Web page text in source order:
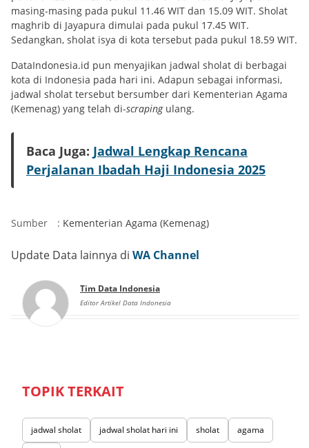
masing-masing pada pukul 11.46 WIT dan 15.09 WIT. Sholat
maghrib di Jayapura dimulai pada pukul 17.45 WIT.
Sedangkan, sholat isya di kota tersebut pada pukul 18.59 WIT.
DataIndonesia.id pun menyajikan jadwal sholat di berbagai
kota di Indonesia pada hari ini. Adapun sebagai informasi,
jadwal sholat tersebut bersumber dari Kementerian Agama
(Kemenag) yang telah di-scrapingulang.
Baca Juga: Jadwal Lengkap Rencana
Perjalanan Ibadah Haji Indonesia 2025
Sumber : Kementerian Agama (Kemenag)
Update Data lainnya di WA Channel
Tim Data Indonesia
Editor Artikel Data Indonesia
TOPIK TERKAIT
jadwal sholat jadwal sholat hari ini sholat agama